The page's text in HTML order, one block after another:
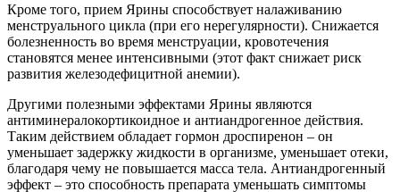
Кроме того, прием Ярины способствует налаживанию
менструального цикла (при его нерегулярности). Снижается
болезненность во время менструации, кровотечения
становятся менее интенсивными (этот факт снижает риск
развития железодефицитной анемии).
Другими полезными эффектами Ярины являются
антиминералокортикоидное и антиандрогенное действия.
Таким действием обладает гормон дроспиренон – он
уменьшает задержку жидкости в организме, уменьшает отеки,
благодаря чему не повышается масса тела. Антиандрогенный
эффект – это способность препарата уменьшать симптомы